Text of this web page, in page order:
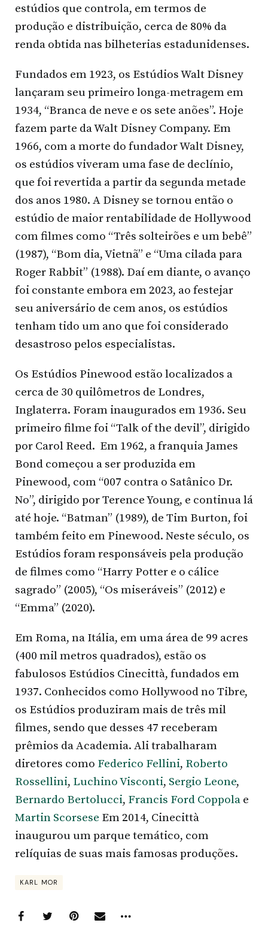
estúdios que controla, em termos de
produção e distribuição, cerca de 80% da
renda obtida nas bilheterias estadunidenses.
Fundados em 1923, os Estúdios Walt Disney
lançaram seu primeiro longa-metragem em
1934, “Branca de neve e os sete anões”. Hoje
fazem parte da Walt Disney Company. Em
1966, com a morte do fundador Walt Disney,
os estúdios viveram uma fase de declínio,
que foi revertida a partir da segunda metade
dos anos 1980. A Disney se tornou então o
estúdio de maior rentabilidade de Hollywood
com filmes como “Três solteirões e um bebê”
(1987), “Bom dia, Vietnã” e “Uma cilada para
Roger Rabbit” (1988). Daí em diante, o avanço
foi constante embora em 2023, ao festejar
seu aniversário de cem anos, os estúdios
tenham tido um ano que foi considerado
desastroso pelos especialistas.
Os Estúdios Pinewood estão localizados a
cerca de 30 quilômetros de Londres,
Inglaterra. Foram inaugurados em 1936. Seu
primeiro filme foi “Talk of the devil”, dirigido
por Carol Reed. Em 1962, a franquia James
Bond começou a ser produzida em
Pinewood, com “007 contra o Satânico Dr.
No”, dirigido por Terence Young, e continua lá
até hoje. “Batman” (1989), de Tim Burton, foi
também feito em Pinewood. Neste século, os
Estúdios foram responsáveis pela produção
de filmes como “Harry Potter e o cálice
sagrado” (2005), “Os miseráveis” (2012) e
“Emma” (2020).
Em Roma, na Itália, em uma área de 99 acres
(400 mil metros quadrados), estão os
fabulosos Estúdios Cinecittà, fundados em
1937. Conhecidos como Hollywood no Tibre,
os Estúdios produziram mais de três mil
filmes, sendo que desses 47 receberam
prêmios da Academia. Ali trabalharam
diretores como Federico Fellini, Roberto
Rossellini, Luchino Visconti, Sergio Leone,
Bernardo Bertolucci, Francis Ford Coppola e
Martin Scorsese Em 2014, Cinecittà
inaugurou um parque temático, com
relíquias de suas mais famosas produções.
KARL MOR